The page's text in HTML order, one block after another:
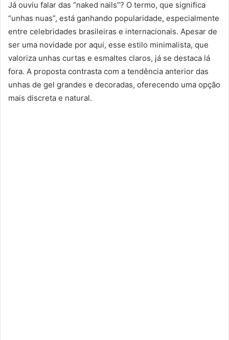
Já ouviu falar das “naked nails”? O termo, que significa
“unhas nuas”, está ganhando popularidade, especialmente
entre celebridades brasileiras e internacionais. Apesar de
ser uma novidade por aqui, esse estilo minimalista, que
valoriza unhas curtas e esmaltes claros, já se destaca lá
fora. A proposta contrasta com a tendência anterior das
unhas de gel grandes e decoradas, oferecendo uma opção
mais discreta e natural.